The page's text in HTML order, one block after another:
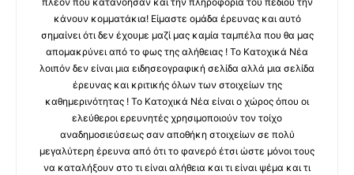
κάνουν κομματάκια! Είμαστε ομάδα έρευνας και αυτό
σημαίνει ότι δεν έχουμε μαζί μας καμία ταμπέλα που θα μας
απομακρύνει από το φως της αλήθειας ! Το Κατοχικά Νέα
λοιπόν δεν είναι μια ειδησεογραφική σελίδα αλλά μια σελίδα
έρευνας και κριτικής όλων των στοιχείων της
καθημερινότητας ! Το Κατοχικά Νέα είναι ο χώρος όπου οι
ελεύθεροι ερευνητές χρησιμοποιούν τον τοίχο
αναδημοσιεύσεως σαν αποθήκη στοιχείων σε πολύ
μεγαλύτερη έρευνα από ότι το φανερό έτσι ώστε μόνοι τους
να καταλήξουν στο τι είναι αλήθεια και τι είναι ψέμα και τι